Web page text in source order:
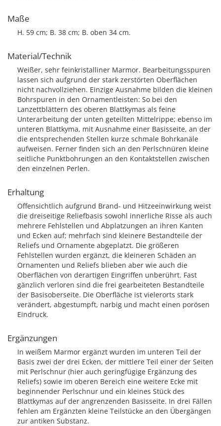
Maße
H. 59 cm; B. 38 cm; B. oben 34 cm.
Material/Technik
Weißer, sehr feinkristalliner Marmor. Bearbeitungsspuren
lassen sich aufgrund der stark zerstörten Oberflächen
nicht nachvollziehen. Einzige Ausnahme bilden die kleinen
Bohrspuren in den Ornamentleisten: So bei den
Lanzettblättern des oberen Blattkymas als feine
Unterarbeitung der unten geteilten Mittelrippe; ebenso im
unteren Blattkyma, mit Ausnahme einer Basisseite, an der
die entsprechenden Stellen kurze schmale Bohrkanäle
aufweisen. Ferner finden sich an den Perlschnüren kleine
seitliche Punktbohrungen an den Kontaktstellen zwischen
den einzelnen Perlen.
Erhaltung
Offensichtlich aufgrund Brand- und Hitzeeinwirkung weist
die dreiseitige Reliefbasis sowohl innerliche Risse als auch
mehrere Fehlstellen und Abplatzungen an ihren Kanten
und Ecken auf; mehrfach sind kleinere Bestandteile der
Reliefs und Ornamente abgeplatzt. Die größeren
Fehlstellen wurden ergänzt, die kleineren Schäden an
Ornamenten und Reliefs blieben aber wie auch die
Oberflächen von derartigen Eingriffen unberührt. Fast
gänzlich verloren sind die frei gearbeiteten Bestandteile
der Basisoberseite. Die Oberfläche ist vielerorts stark
verändert, abgestumpft, narbig und macht einen porösen
Eindruck.
Ergänzungen
In weißem Marmor ergänzt wurden im unteren Teil der
Basis zwei der drei Ecken, der mittlere Teil einer der Seiten
mit Perlschnur (hier auch geringfügige Ergänzung des
Reliefs) sowie im oberen Bereich eine weitere Ecke mit
beginnender Perlschnur und ein kleines Stück des
Blattkymas auf der angrenzenden Basisseite. In drei Fällen
fehlen am Ergänzten kleine Teilstücke an den Übergängen
zur antiken Substanz.